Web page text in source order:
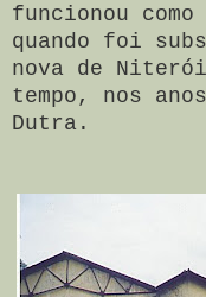
funcionou
quando foi
nova de
tempo, nos
Dutra.